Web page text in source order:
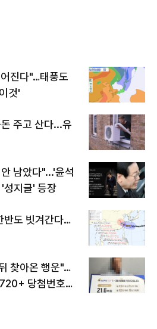
진다"…태풍도
것'
주고 산다...유
남았다"...'윤석
성지글' 등장
반도 빗겨간다…
찾아온 행운"…
당첨번호조